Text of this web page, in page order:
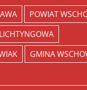
POWIAT
GMINA